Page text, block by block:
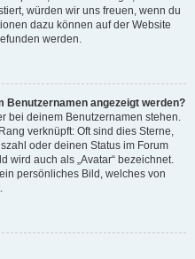
würden wir uns freuen, wenn du
dazu können auf der Website
werden.
Benutzernamen angezeigt werden?
bei deinem Benutzernamen stehen.
verknüpft: Oft sind dies Sterne,
oder deinen Status im Forum
wird auch als „Avatar“ bezeichnet.
persönliches Bild, welches von